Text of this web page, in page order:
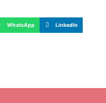
WhatsApp LinkedIn